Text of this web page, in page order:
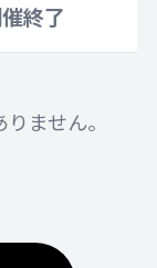
終了
ません。